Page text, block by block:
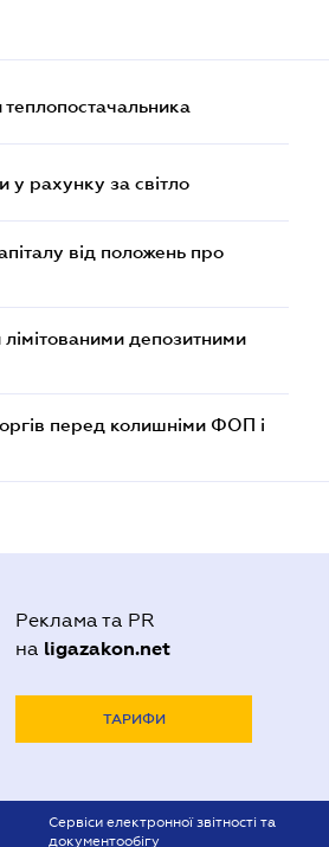
рахунку за світло
від положень про
депозитними
перед колишніми ФОП і
Реклама та PR
на ligazakon.net
ТАРИФИ
Сервіси електронної звітності та
документообігу